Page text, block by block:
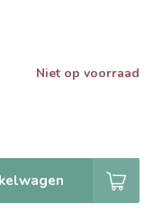
Niet op voorraad